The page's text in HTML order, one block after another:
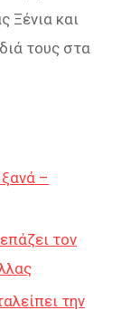
Ξένια και
τους στα
–
τον
την